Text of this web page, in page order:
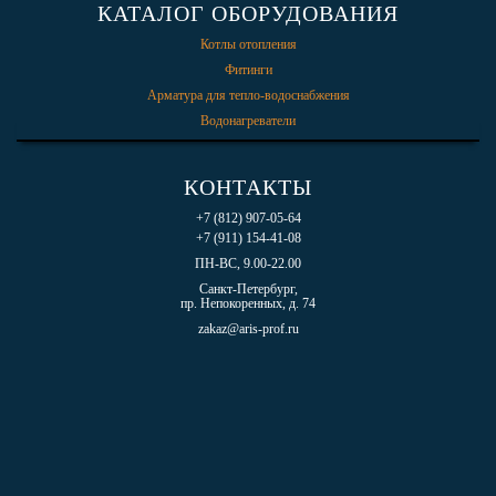
КАТАЛОГ ОБОРУДОВАНИЯ
Котлы отопления
Фитинги
Арматура для тепло-водоснабжения
Водонагреватели
КОНТАКТЫ
+7 (812) 907-05-64
+7 (911) 154-41-08
ПН-ВС, 9.00-22.00
Санкт-Петербург,
пр. Непокоренных, д. 74
zakaz@aris-prof.ru